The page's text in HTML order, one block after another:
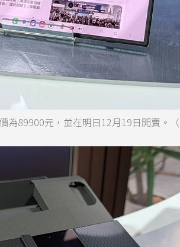
89900元，並在明日12月19日開賣。（